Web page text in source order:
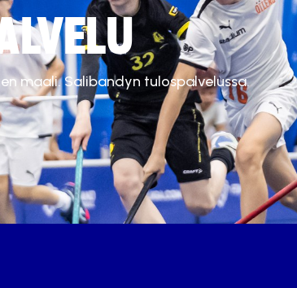
maali. Salibandyn tulospalvelussa.